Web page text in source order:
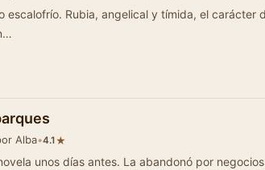
angelical y tímida, el carácter duro
Alba•4.1 ★
unos días antes. La abandonó por negocios